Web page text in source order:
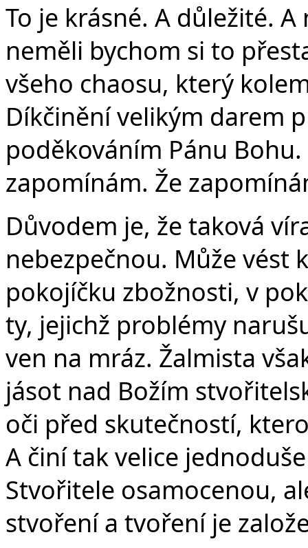
To je krásné. A důležité.
neměli bychom si to
všeho chaosu, který
Díkčinění velikým darem
poděkováním Pánu
zapomínám. Že
Důvodem je, že taková
nebezpečnou. Může vést
pokojíčku zbožnosti, v
ty, jejichž problémy
ven na mráz. Žalmista
jásot nad Božím
oči před skutečností,
A činí tak velice
Stvořitele osamocenou,
stvoření a tvoření je